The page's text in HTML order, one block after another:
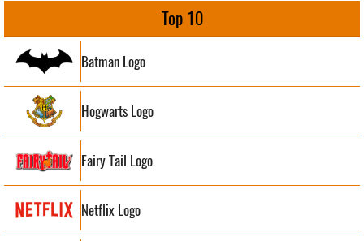
Top 10
Batman Logo
Hogwarts Logo
Fairy Tail Logo
Netflix Logo